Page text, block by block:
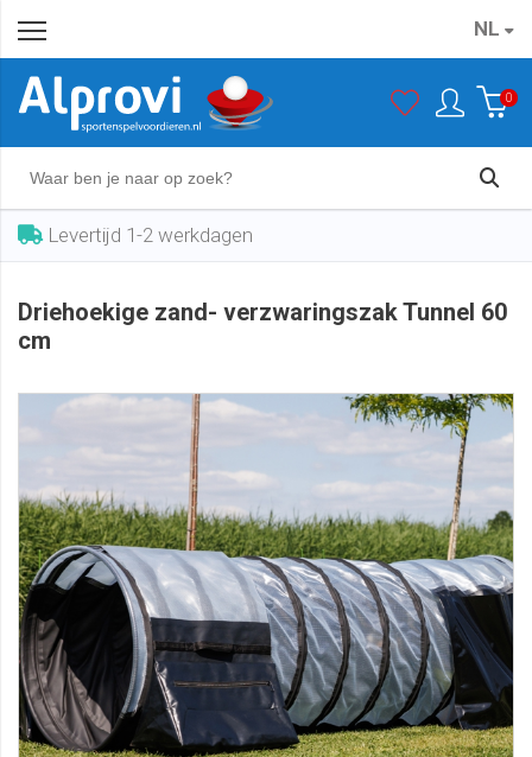
NL
0
Levertijd 1-2 werkdagen
Driehoekige zand- verzwaringszak Tunnel 60
cm
€ 65,00